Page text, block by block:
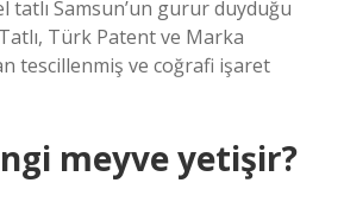
tatlı Samsun’un gurur duyduğu
Türk Patent ve Marka
tescillenmiş ve coğrafi işaret
meyve yetişir?